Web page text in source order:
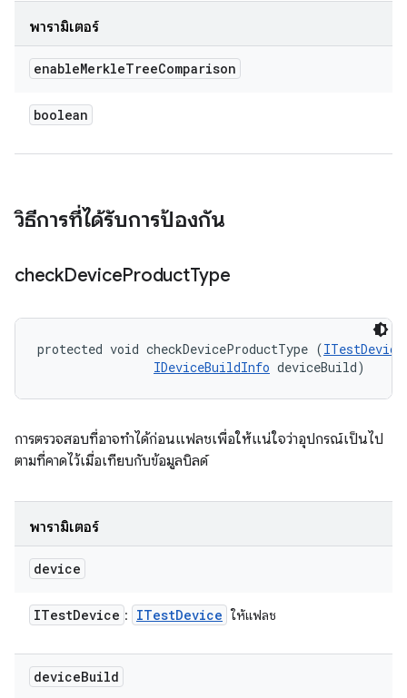
พารามิเตอร์
enableMerkleTreeComparison
boolean
วิธีการที่ได้รับการป้องกัน
checkDeviceProductType
protected void checkDeviceProductType (ITestDevice
IDeviceBuildInfo deviceBuild)
การตรวจสอบที่อาจทำได้ก่อนแฟลชเพื่อให้แน่ใจว่าอุปกรณ์เป็นไป
ตามที่คาดไว้เมื่อเทียบกับข้อมูลบิลด์
พารามิเตอร์
device
ITestDevice : ITestDevice ให้แฟลช
deviceBuild